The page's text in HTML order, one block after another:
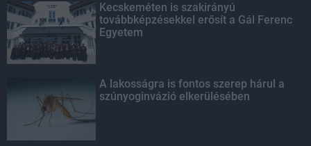
Kecskeméten is szakirányú
továbbképzésekkel erősít a Gál Ferenc
Egyetem
A lakosságra is fontos szerep hárul a
szúnyoginvázió elkerülésében